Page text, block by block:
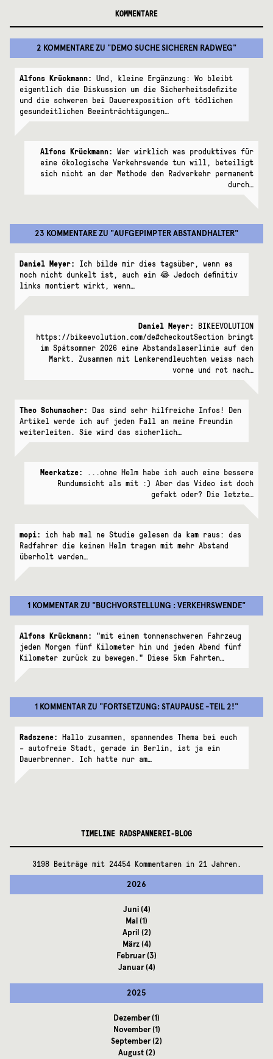
KOMMENTARE
2 KOMMENTAREZU "DEMO SUCHE SICHEREN RADWEG"
Alfons Krückmann: Und, kleine Ergänzung: Wo bleibt
eigentlich die Diskussion um die Sicherheitsdefizite
und die schweren bei Dauerexposition oft tödlichen
gesundeitlichen Beeinträchtigungen…
Alfons Krückmann: Wer wirklich was produktives für
eine ökologische Verkehrswende tun will, beteiligt
sich nicht an der Methode den Radverkehr permanent
durch…
23 KOMMENTAREZU "AUFGEPIMPTER ABSTANDHALTER"
Daniel Meyer: Ich bilde mir dies tagsüber, wenn es
noch nicht dunkelt ist, auch ein 😂 Jedoch definitiv
links montiert wirkt, wenn…
Daniel Meyer: BIKEEVOLUTION
https://bikeevolution.com/de#checkoutSection bringt
im Spätsommer 2026 eine Abstandslaserlinie auf den
Markt. Zusammen mit Lenkerendleuchten weiss nach
vorne und rot nach…
Theo Schumacher: Das sind sehr hilfreiche Infos! Den
Artikel werde ich auf jeden Fall an meine Freundin
weiterleiten. Sie wird das sicherlich…
Meerkatze:
...ohne Helm habe ich auch eine bessere
Rundumsicht als mit :) Aber das Video ist doch
gefakt oder? Die letzte…
mopi: ich hab mal ne Studie gelesen da kam raus: das
Radfahrer die keinen Helm tragen mit mehr Abstand
überholt werden…
1 KOMMENTARZU "BUCHVORSTELLUNG : VERKEHRSWENDE"
Alfons Krückmann: "mit einem tonnenschweren Fahrzeug
jeden Morgen fünf Kilometer hin und jeden Abend fünf
Kilometer zurück zu bewegen." Diese 5km Fahrten…
1 KOMMENTARZU "FORTSETZUNG: STAUPAUSE -TEIL 2!"
Radszene: Hallo zusammen, spannendes Thema bei euch
– autofreie Stadt, gerade in Berlin, ist ja ein
Dauerbrenner. Ich hatte nur am…
TIMELINE RADSPANNEREI-BLOG
3198 Beiträge mit 24454 Kommentaren in 21 Jahren.
2026
Juni(4)
Mai(1)
April (2)
März(4)
Februar(3)
Januar(4)
2025
Dezember(1)
November(1)
September(2)
August(2)